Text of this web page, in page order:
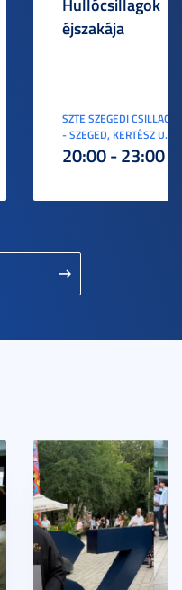
Hullócsillagok
éjszakája
SZTE SZEGEDI
- SZEGED, KERTÉSZ U. 3.
20:00 - 23:00